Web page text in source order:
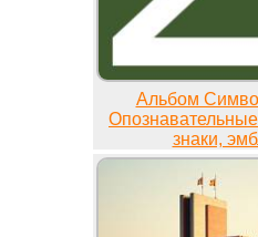
Альбом
знаки,